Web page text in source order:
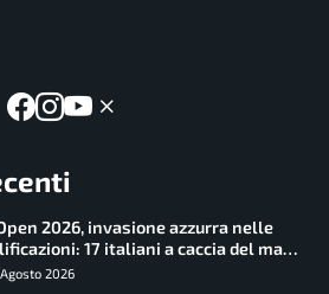
2026, invasione azzurra nelle
17 italiani a caccia del main
2026